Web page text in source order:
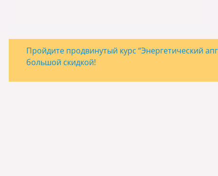
Пройдите продвинутый курс “Энергетический
большой скидкой!